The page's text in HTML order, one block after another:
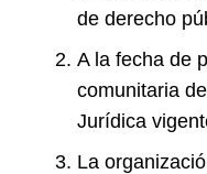
de derecho
A la fecha de
comunitaria
Jurídica
La